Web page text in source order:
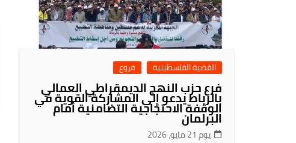
القضية الفلسطينية فروع
فرع حزب النهج الديمقراطي العمالي
بالرباط يدعو إلى المشاركة القوية في
الوقفة الاحتجاجية التضامنية أمام
البرلمان
يوم 21 مايو، 2026